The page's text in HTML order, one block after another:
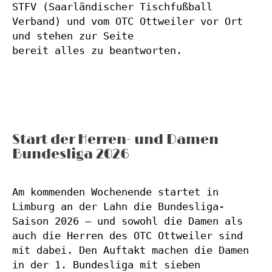
STFV (Saarländischer Tischfußball
Verband) und vom OTC Ottweiler vor Ort
und stehen zur Seite
bereit alles zu beantworten.
Start der Herren- und Damen
Bundesliga 2026
Am kommenden Wochenende startet in
Limburg an der Lahn die Bundesliga-
Saison 2026 – und sowohl die Damen als
auch die Herren des OTC Ottweiler sind
mit dabei. Den Auftakt machen die Damen
in der 1. Bundesliga mit sieben